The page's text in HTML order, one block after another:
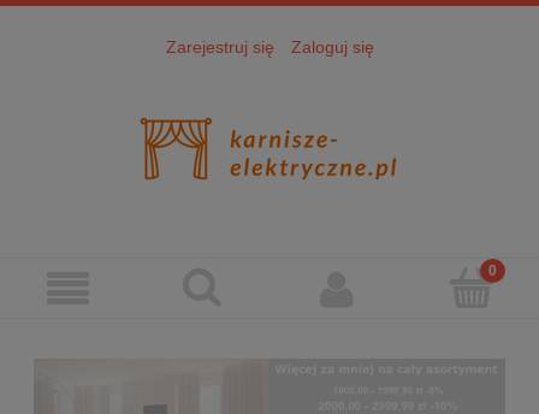
Zarejestruj się Zaloguj się